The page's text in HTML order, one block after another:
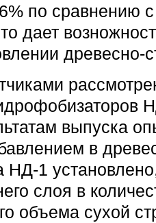
по сравнению
дает
древесно-
выпуска
в
НД-1
слоя в
объема сухой